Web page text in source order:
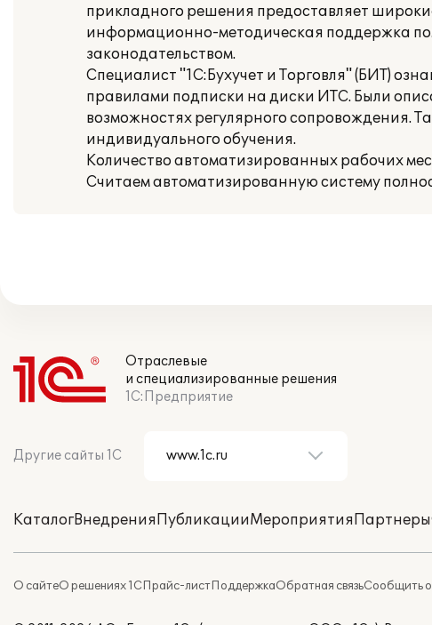
прикладного решения предоставляет
информационно-методическая поддержка
законодательством.
Специалист "1С:Бухучет и Торговля" (БИТ)
правилами подписки на диски ИТС. Были
возможностях регулярного сопровождения.
индивидуального обучения.
Количество автоматизированных рабочих
Считаем автоматизированную систему
Отраслевые
и специализированные решения
1С:Предприятие
Другие сайты 1С
КаталогВнедренияПубликацииМероприятияПартнеры
О сайтеО решениях 1СПрайс-листПоддержкаОбратная связьСообщить